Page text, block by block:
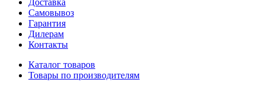
Доставка
Самовывоз
Гарантия
Дилерам
Контакты
Каталог товаров
Товары по производителям